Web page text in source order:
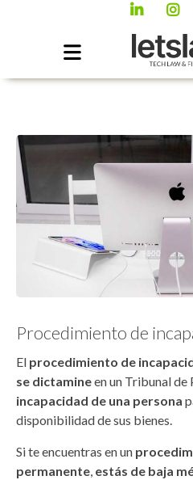
Procedimiento de
El procedimiento de
se dictamineen un Tribunal
incapacidad de una persona
disponibilidad de sus bienes.
Si te encuentras en un
permanente, estás de baja